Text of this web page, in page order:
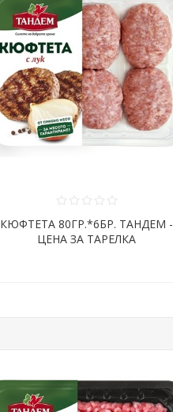
КЮФТЕТА 80ГР.*6БР. ТАНДЕМ -
ЦЕНА ЗА ТАРЕЛКА